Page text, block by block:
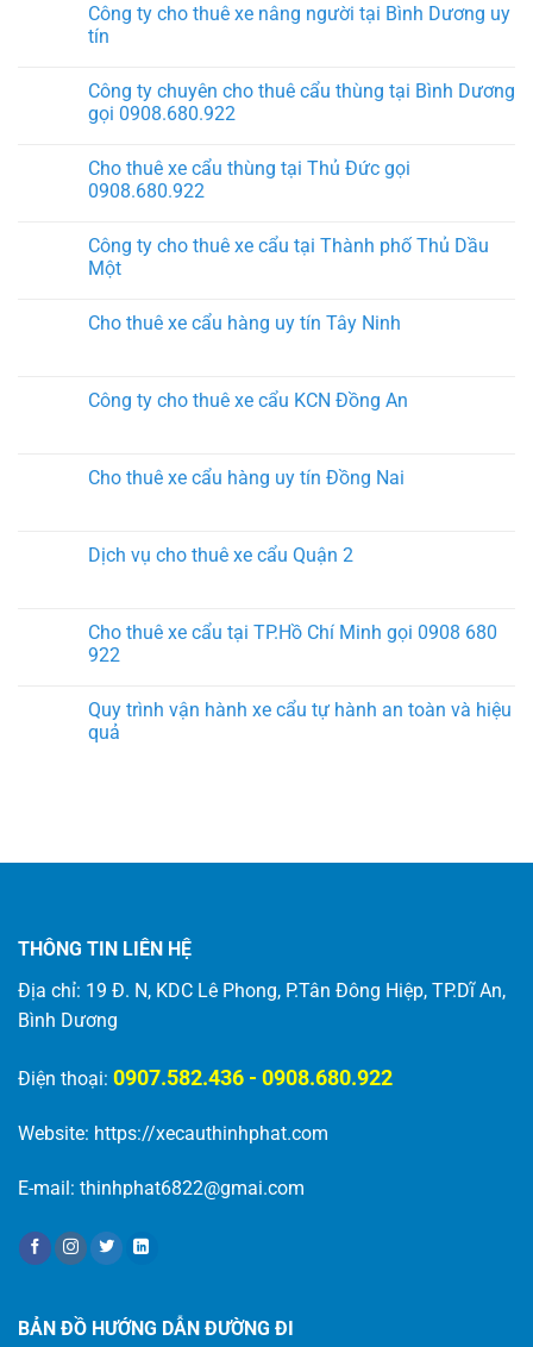
Công ty cho thuê xe nâng người tại Bình Dương uy
tín
Công ty chuyên cho thuê cẩu thùng tại Bình Dương
gọi 0908.680.922
Cho thuê xe cẩu thùng tại Thủ Đức gọi
0908.680.922
Công ty cho thuê xe cẩu tại Thành phố Thủ Dầu
Một
Cho thuê xe cẩu hàng uy tín Tây Ninh
Công ty cho thuê xe cẩu KCN Đồng An
Cho thuê xe cẩu hàng uy tín Đồng Nai
Dịch vụ cho thuê xe cẩu Quận 2
Cho thuê xe cẩu tại TP.Hồ Chí Minh gọi 0908 680
922
Quy trình vận hành xe cẩu tự hành an toàn và hiệu
quả
THÔNG TIN LIÊN HỆ
Địa chỉ: 19 Đ. N, KDC Lê Phong, P.Tân Đông Hiệp, TP.Dĩ An,
Bình Dương
Điện thoại: 0907.582.436 - 0908.680.922
Website: https://xecauthinhphat.com
E-mail: thinhphat6822@gmai.com
BẢN ĐỒ HƯỚNG DẪN ĐƯỜNG ĐI